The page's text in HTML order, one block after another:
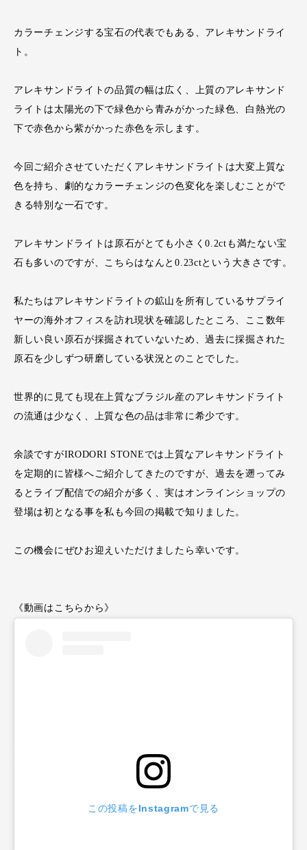
カラーチェンジする宝石の代表でもある、アレキサンドライ
ト。
アレキサンドライトの品質の幅は広く、上質のアレキサンド
ライトは太陽光の下で緑色から青みがかった緑色、白熱光の
下で赤色から紫がかった赤色を示します。
今回ご紹介させていただくアレキサンドライトは大変上質な
色を持ち、劇的なカラーチェンジの色変化を楽しむことがで
きる特別な一石です。
アレキサンドライトは原石がとても小さく0.2ctも満たない宝
石も多いのですが、こちらはなんと0.23ctという大きさです。
私たちはアレキサンドライトの鉱山を所有しているサプライ
ヤーの海外オフィスを訪れ現状を確認したところ、ここ数年
新しい良い原石が採掘されていないため、過去に採掘された
原石を少しずつ研磨している状況とのことでした。
世界的に見ても現在上質なブラジル産のアレキサンドライト
の流通は少なく、上質な色の品は非常に希少です。
余談ですがIRODORI STONEでは上質なアレキサンドライト
を定期的に皆様へご紹介してきたのですが、過去を遡ってみ
るとライブ配信での紹介が多く、実はオンラインショップの
登場は初となる事を私も今回の掲載で知りました。
この機会にぜひお迎えいただけましたら幸いです。
《動画はこちらから》
この投稿をInstagramで見る